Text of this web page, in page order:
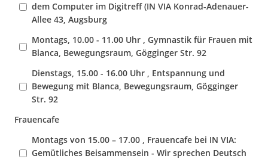
dem Computer im Digitreff (IN VIA Konrad-Adenauer-
Allee 43, Augsburg
Montags, 10.00 - 11.00 Uhr , Gymnastik für Frauen mit
Blanca, Bewegungsraum, Gögginger Str. 92
Dienstags, 15.00 - 16.00 Uhr , Entspannung und
Bewegung mit Blanca, Bewegungsraum, Gögginger
Str. 92
Frauencafe
Montags von 15.00 – 17.00 , Frauencafe bei IN VIA:
Gemütliches Beisammensein - Wir sprechen Deutsch